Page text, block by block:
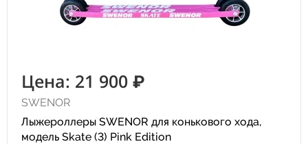
Цена: 21 900 ₽
SWENOR
Лыжероллеры SWENOR для конькового хода,
модель Skate (3) Pink Edition